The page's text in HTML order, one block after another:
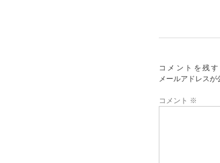
コメントを残す
メールアドレスが
コメント ※